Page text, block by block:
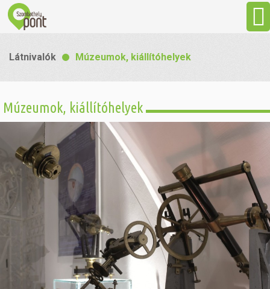
Látnivalók
Gasztronómia
Szállás
Szabadidő
Látnivalók Múzeumok, kiállítóhelyek
Múzeumok, kiállítóhelyek